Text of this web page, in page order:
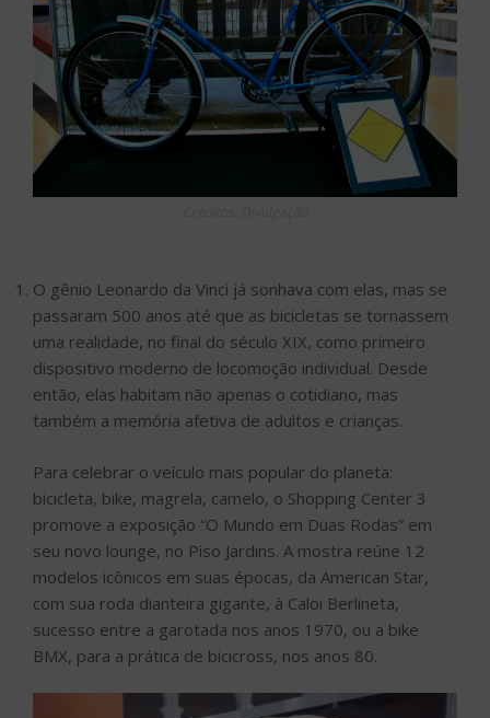
O gênio Leonardo da Vinci já sonhava com elas, mas se
passaram 500 anos até que as bicicletas se tornassem
uma realidade, no final do século XIX, como primeiro
dispositivo moderno de locomoção individual. Desde
então, elas habitam não apenas o cotidiano, mas
também a memória afetiva de adultos e crianças.
Para celebrar o veículo mais popular do planeta:
bicicleta, bike, magrela, camelo, o Shopping Center 3
promove a exposição “O Mundo em Duas Rodas” em
seu novo lounge, no Piso Jardins. A mostra reúne 12
modelos icônicos em suas épocas, da American Star,
com sua roda dianteira gigante, à Caloi Berlineta,
sucesso entre a garotada nos anos 1970, ou a bike
BMX, para a prática de bicicross, nos anos 80.